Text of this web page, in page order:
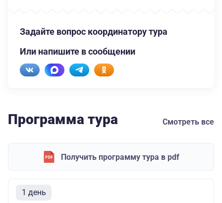
Задайте вопрос координатору тура
Или напишите в сообщении
Программа тура Смотреть все
Получить программу тура в pdf
1 день